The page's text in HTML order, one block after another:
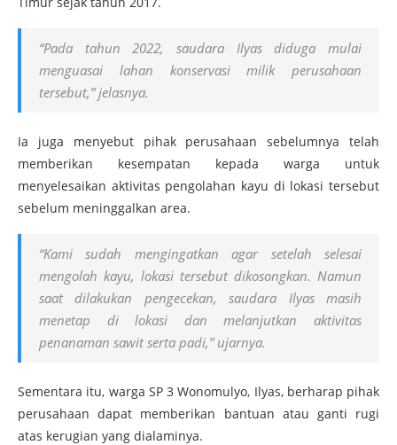
“Pada tahun 2022, saudara Ilyas diduga mulai
menguasai lahan konservasi milik perusahaan
tersebut,” jelasnya.
Ia juga menyebut pihak perusahaan sebelumnya telah
memberikan kesempatan kepada warga untuk
menyelesaikan aktivitas pengolahan kayu di lokasi tersebut
sebelum meninggalkan area.
“Kami sudah mengingatkan agar setelah selesai
mengolah kayu, lokasi tersebut dikosongkan. Namun
saat dilakukan pengecekan, saudara Ilyas masih
menetap di lokasi dan melanjutkan aktivitas
penanaman sawit serta padi,” ujarnya.
Sementara itu, warga SP 3 Wonomulyo, Ilyas, berharap pihak
perusahaan dapat memberikan bantuan atau ganti rugi
atas kerugian yang dialaminya.